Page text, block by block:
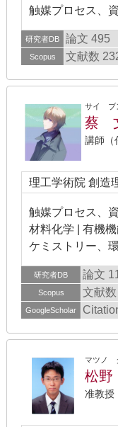
触媒プロセス、
研究者DB 論文 495
Scopus 文献数
サイ ブ
蔡
講師（
理工学術院 創造
触媒プロセス、
材料化学 | 有機
ケミストリー、
研究者DB 論文
Scopus 文献数
GoogleScholar
マツノ
松
准教授